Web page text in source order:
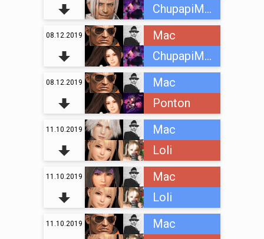
ChupapiMuñaño
08.12.2019
Mac
ChupapiMuñaño
08.12.2019
Mac
Ponton
11.10.2019
Mac
Loli
11.10.2019
Mac
Loli
11.10.2019
Mac